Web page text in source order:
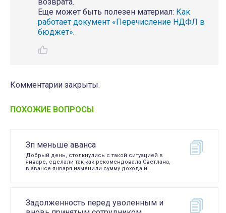
Еще может быть полезен материал: Как
работает документ «Перечисление НДФЛ в
бюджет».
Комментарии закрыты.
ПОХОЖИЕ ВОПРОСЫ
Зп меньше аванса
Добрый день, столкнулись с такой ситуацией в
январе, сделали так как рекомендовала Светлана,
в авансе января изменили сумму дохода и…
Задолженность перед уволенным и